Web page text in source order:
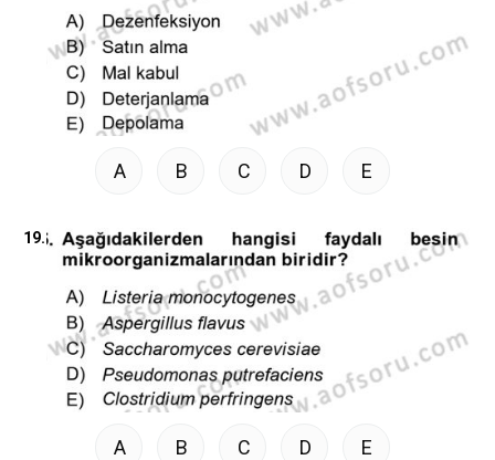
A B C D E
19.
A B C D E